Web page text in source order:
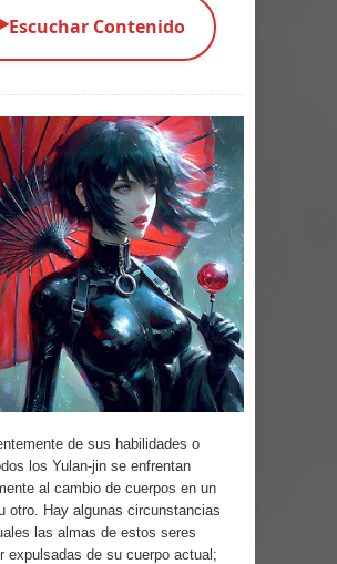
los Vivos
Parte 01: Escondido a Plena Luz
Parte 02: El Enemigo de mi Enemigo
Parte 06: Coletazos
Parte 05: Los Horrores del Infierno
Parte 04: Oídos Sordos
Parte 03: La Traición
Parte 02: Vuelve el Hijo Prodigo
Parte 03: Reflexiones
Escuchar Contenido
de sus habilidades o
los Yulan-jin se enfrentan
al cambio de cuerpos en un
otro. Hay algunas circunstancias
las almas de estos seres
expulsadas de su cuerpo actual;